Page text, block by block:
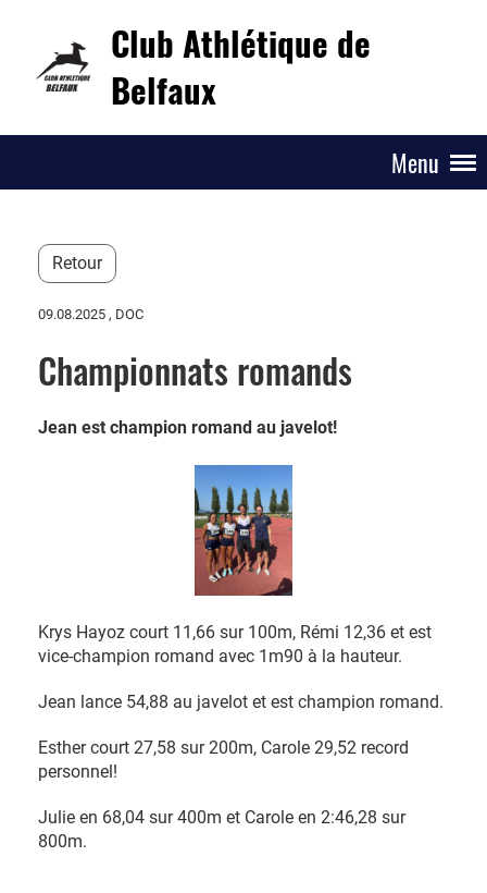
Club Athlétique de
Belfaux
Menu
Retour
09.08.2025 , DOC
Championnats romands
Jean est champion romand au javelot!
Krys Hayoz court 11,66 sur 100m, Rémi 12,36 et est
vice-champion romand avec 1m90 à la hauteur.
Jean lance 54,88 au javelot et est champion romand.
Esther court 27,58 sur 200m, Carole 29,52 record
personnel!
Julie en 68,04 sur 400m et Carole en 2:46,28 sur
800m.